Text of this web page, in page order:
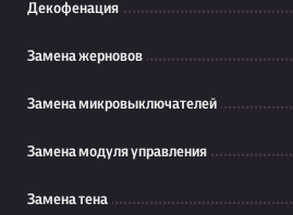
Декофенация
Замена жерновов
Замена микровыключателей
Замена модуля управления
Замена тена